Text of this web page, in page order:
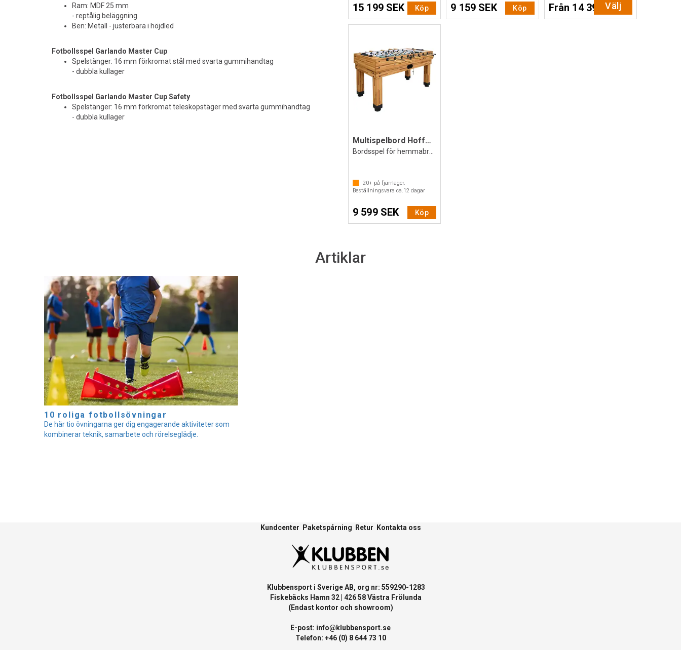
Ram: MDF 25 mm
- reptålig beläggning
Ben: Metall - justerbara i höjdled
Fotbollsspel Garlando Master Cup
Spelstänger: 16 mm förkromat stål med svarta gummihandtag
- dubbla kullager
Fotbollsspel Garlando Master Cup Safety
Spelstänger: 16 mm förkromat teleskopstäger med svarta gummihandtag
- dubbla kullager
15 199 SEK Köp 9 159 SEK Köp Från 14 399 SEK
Välj
Multispelbord Hoffmann 9 spel i 1 bord
20+ på fjärrlager.
Beställningsvara ca.12 dagar
9 599 SEK Köp
Artiklar
10 roliga fotbollsövningar
De här tio övningarna ger dig engagerande aktiviteter som
kombinerar teknik, samarbete och rörelseglädje.
Kundcenter Paketspårning Retur Kontakta oss
Klubbensport i Sverige AB, org nr: 559290-1283
Fiskebäcks Hamn 32 | 426 58 Västra Frölunda
(Endast kontor och showroom)
E-post: info@klubbensport.se
Telefon: +46 (0) 8 644 73 10